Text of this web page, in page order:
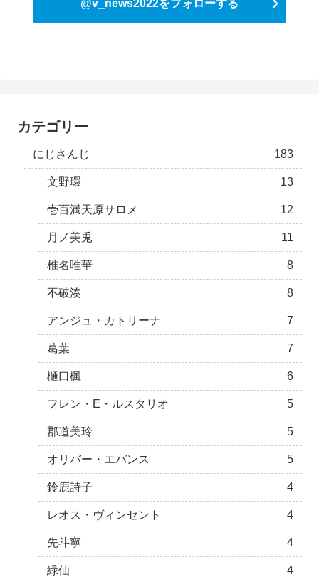
@v_news2022をフォローする
カテゴリー
にじさんじ 183
文野環 13
壱百満天原サロメ 12
月ノ美兎 11
椎名唯華 8
不破湊 8
アンジュ・カトリーナ 7
葛葉 7
樋口楓 6
フレン・E・ルスタリオ 5
郡道美玲 5
オリバー・エバンス 5
鈴鹿詩子 4
レオス・ヴィンセント 4
先斗寧 4
緑仙 4